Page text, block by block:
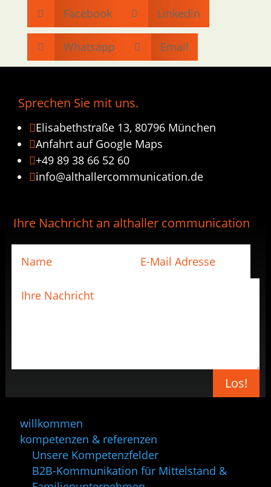
 Facebook  Linkedin
 Whatsapp  Email
Sprechen Sie mit uns.
Elisabethstraße 13, 80796 München
Anfahrt auf Google Maps
+49 89 38 66 52 60
info@althallercommunication.de
Ihre Nachricht an althaller communication
Los!
willkommen
kompetenzen & referenzen
Unsere Kompetenzfelder
B2B-Kommunikation für Mittelstand &